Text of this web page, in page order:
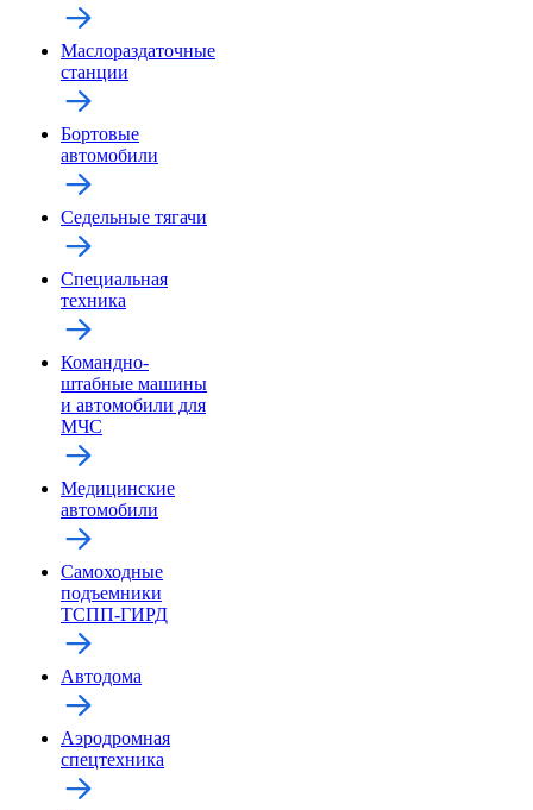
Маслораздаточные
станции
Бортовые
автомобили
Седельные тягачи
Специальная
техника
Командно-
штабные машины
и автомобили для
МЧС
Медицинские
автомобили
Самоходные
подъемники
ТСПП-ГИРД
Автодома
Аэродромная
спецтехника